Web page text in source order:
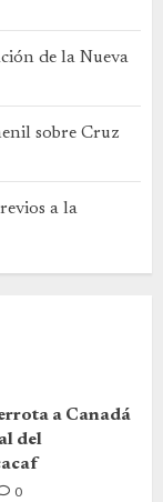
de la Nueva
sobre Cruz
a la
a Canadá
del
0